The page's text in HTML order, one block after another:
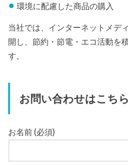
環境に配慮した商品の購入
当社では、インターネットメデ
開し、節約・節電・エコ活動を
す。
お問い合わせはこち
お名前 (必須)